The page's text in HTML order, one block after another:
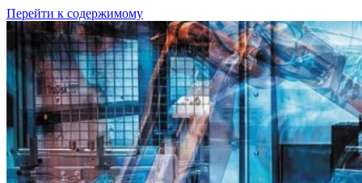
Перейти к содержимому